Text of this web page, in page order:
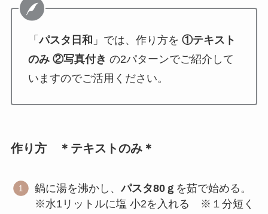
「パスタ日和 」では、作り方を ①テキスト
のみ ②写真付き の2パターンでご紹介して
いますのでご活用ください。
作り方 ＊テキストのみ＊
鍋に湯を沸かし、パスタ80ｇ を茹で始める。
※水1リットルに塩 小2を入れる ※１分短く